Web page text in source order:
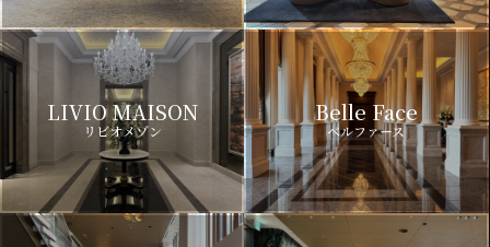
LIVIO MAISON
リビオメゾン
Belle Face
ベルファース